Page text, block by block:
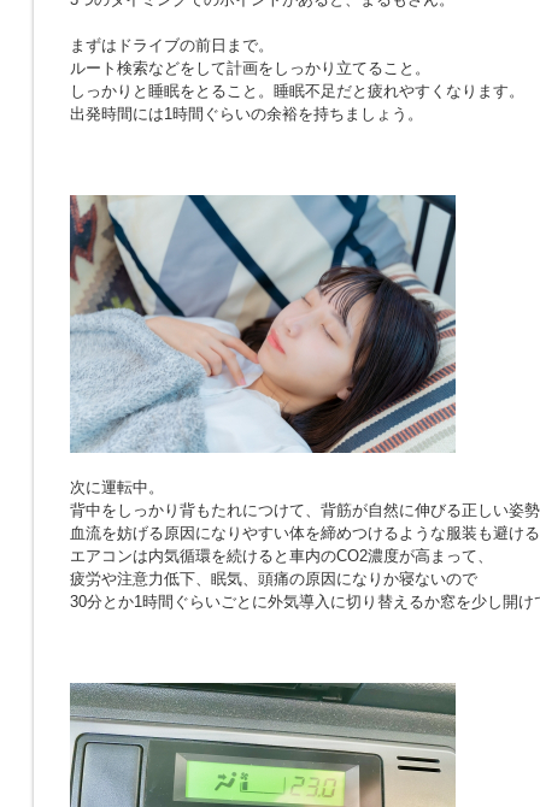
まずはドライブの前日まで。
ルート検索などをして計画をしっかり立てること。
しっかりと睡眠をとること。睡眠不足だと疲れやすくなります。
出発時間には1時間ぐらいの余裕を持ちましょう。
次に運転中。
背中をしっかり背もたれにつけて、背筋が自然に伸びる正しい姿
血流を妨げる原因になりやすい体を締めつけるような服装も避け
エアコンは内気循環を続けると車内のCO2濃度が高まって、
疲労や注意力低下、眠気、頭痛の原因になりか寝ないので
30分とか1時間ぐらいごとに外気導入に切り替えるか窓を少し開け